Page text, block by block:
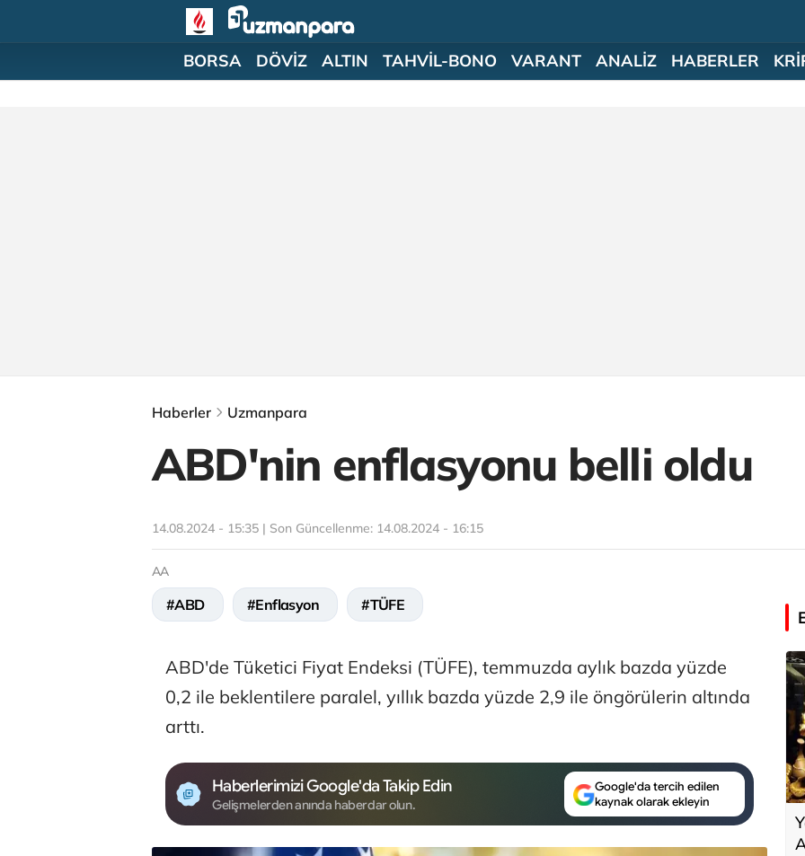
BORSA DÖVİZ ALTIN TAHVİL-BONO VARANT ANALİZ HABERLER
Haberler Uzmanpara
ABD'nin enflasyonu belli oldu
14.08.2024 - 15:35 | Son Güncellenme: 14.08.2024 - 16:15
AA
#ABD #Enflasyon #TÜFE
ABD'de Tüketici Fiyat Endeksi (TÜFE), temmuzda aylık bazda yüzde
0,2 ile beklentilere paralel, yıllık bazda yüzde 2,9 ile öngörülerin altında
arttı.
Haberlerimizi Google'da Takip Edin
Gelişmelerden anında haberdar olun.
Google'da tercih edilen
kaynak olarak ekleyin